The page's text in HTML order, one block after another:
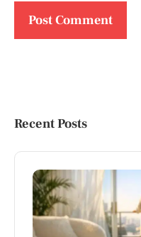
Recent Posts